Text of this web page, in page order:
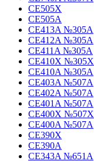
CE505X
CE505A
CE413A №305A
CE412A №305A
CE411A №305A
CE410X №305X
CE410A №305A
CE403A №507A
CE402A №507A
CE401A №507A
CE400X №507X
CE400A №507A
CE390X
CE390A
CE343A №651A